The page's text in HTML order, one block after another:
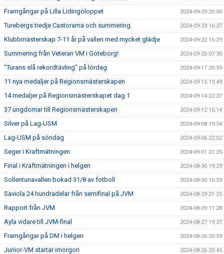
Framgångar på Lilla Lidingöloppet 2024-09-29 20:00
Turebergs tredje Castorama och summering 2024-09-23 16:37
Klubbmästerskap 7-11 år på vallen med mycket glädje 2024-09-22 16:29
Summering från Veteran VM i Göteborg! 2024-09-20 07:30
"Turans slå rekordtävling" på lördag 2024-09-17 20:59
11 nya medaljer på Regionsmästerskapen 2024-09-15 19:49
14 medaljer på Regionsmästerskapet dag 1 2024-09-14 22:27
37 ungdomar till Regionsmästerskapen 2024-09-12 15:14
Silver på Lag-USM 2024-09-08 19:54
Lag-USM på söndag 2024-09-06 22:02
Seger i Kraftmätningen 2024-09-01 21:25
Final i Kraftmätningen i helgen 2024-08-30 19:29
Sollentunavallen bokad 31/8 av fotboll 2024-08-30 16:53
Saviola 24 hundradelar från semifinal på JVM 2024-08-29 21:25
Rapport från JVM 2024-08-29 11:28
Ayla vidare till JVM-final 2024-08-27 19:37
Framgångar på DM i helgen 2024-08-26 20:59
Junior-VM startar imorgon 2024-08-26 20:45